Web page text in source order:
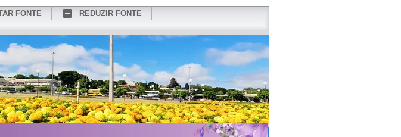
FONTE
REDUZIR FONTE
REDES SOCIAIS WEBMAIL